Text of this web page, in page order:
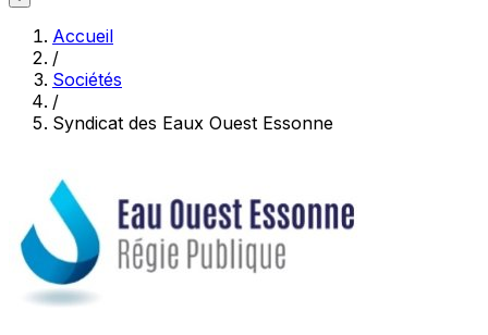
Accueil
/
Sociétés
/
Syndicat des Eaux Ouest Essonne